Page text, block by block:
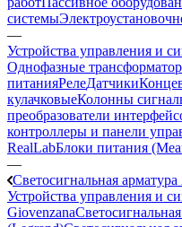
системы
—
Устройства управления и
Однофазные
питанияРелеДатчики
кулачковыеКолонны
преобразователи
контроллеры и панели
RealLabБлоки питания
—
Светосигнальная
Устройства управления и
Giovenzana